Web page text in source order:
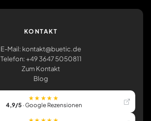
KONTAKT
E-Mail: kontakt@buetic.de
Telefon: +49 3647 5050811
Zum Kontakt
Blog
★★★★★
4,9/5· Google Rezensionen